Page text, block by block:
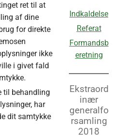
ret til at
af dine
for direkte
ikke
i givet fald
til behandling
har
dit samtykke
Indkaldelse
Referat
Formandsb
eretning
Ekstraord
inær
generalfo
rsamling
2018